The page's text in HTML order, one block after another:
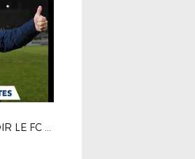
L'AS VITRÉ PRÊTE À RECEVOIR LE FC NANTES